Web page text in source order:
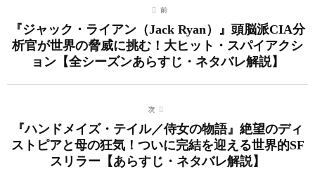
前
『ジャック・ライアン（Jack Ryan）』頭脳派CIA分
析官が世界の脅威に挑む！大ヒット・スパイアクシ
ョン【全シーズンあらすじ・ネタバレ解説】
次
『ハンドメイズ・テイル／侍女の物語』絶望のディ
ストピアと母の狂気！ついに完結を迎える世界的SF
スリラー【あらすじ・ネタバレ解説】